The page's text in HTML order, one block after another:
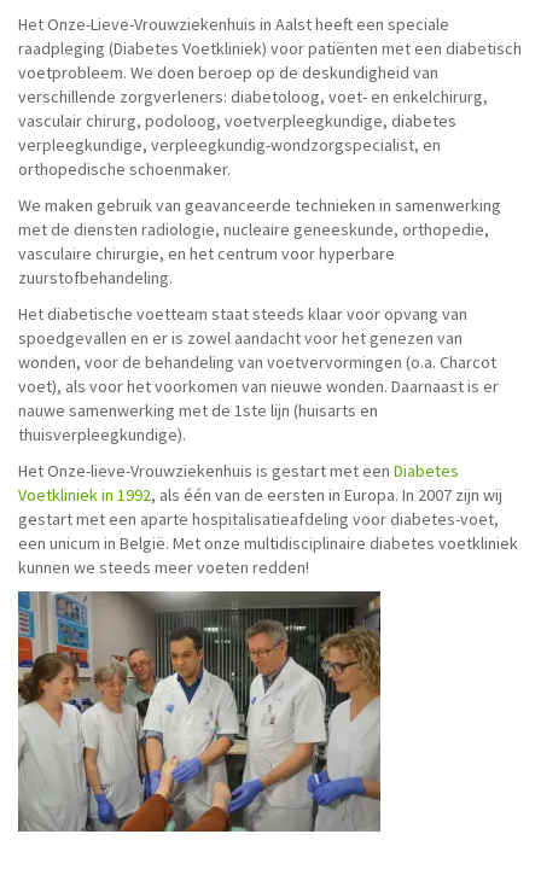
Het Onze-Lieve-Vrouwziekenhuis in Aalst heeft een speciale
raadpleging (Diabetes Voetkliniek) voor patiënten met een diabetisch
voetprobleem. We doen beroep op de deskundigheid van
verschillende zorgverleners: diabetoloog, voet- en enkelchirurg,
vasculair chirurg, podoloog, voetverpleegkundige, diabetes
verpleegkundige, verpleegkundig-wondzorgspecialist, en
orthopedische schoenmaker.
We maken gebruik van geavanceerde technieken in samenwerking
met de diensten radiologie, nucleaire geneeskunde, orthopedie,
vasculaire chirurgie, en het centrum voor hyperbare
zuurstofbehandeling.
Het diabetische voetteam staat steeds klaar voor opvang van
spoedgevallen en er is zowel aandacht voor het genezen van
wonden, voor de behandeling van voetvervormingen (o.a. Charcot
voet), als voor het voorkomen van nieuwe wonden. Daarnaast is er
nauwe samenwerking met de 1ste lijn (huisarts en
thuisverpleegkundige).
Het Onze-lieve-Vrouwziekenhuis is gestart met een Diabetes
Voetkliniekin 1992, als één van de eersten in Europa. In 2007 zijn wij
gestart met een aparte hospitalisatieafdeling voor diabetes-voet,
een unicum in België. Met onze multidisciplinaire diabetes voetkliniek
kunnen we steeds meer voeten redden!